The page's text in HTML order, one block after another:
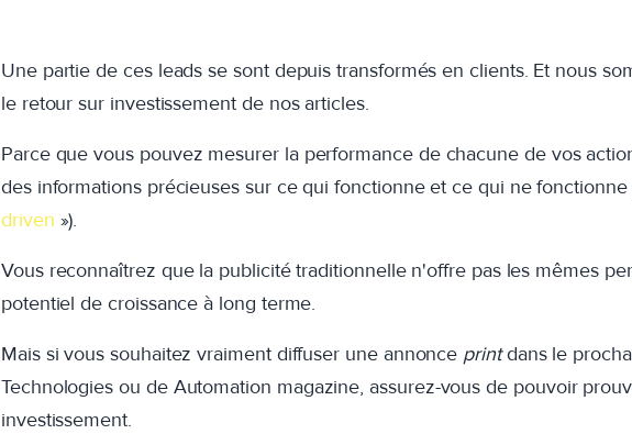
Une partie de ces leads se sont depuis transformés en clients. Et nous
le retour sur investissement de nos articles.
Parce que vous pouvez mesurer la performance de chacune de vos
des informations précieuses sur ce qui fonctionne et ce qui ne
driven »).
Vous reconnaîtrez que la publicité traditionnelle n'offre pas les mêmes
potentiel de croissance à long terme.
Mais si vous souhaitez vraiment diffuser une annonce printdans le
Technologies ou de Automation magazine, assurez-vous de pouvoir
investissement.